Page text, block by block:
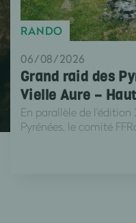
RANDO
06/08/2026
Grand raid des
Vielle Aure –
En parallèle de l'édition
Pyrénées, le comité